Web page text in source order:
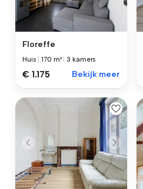
Floreffe
Huis |170 m² |3 kamers
€ 1.175 Bekijk meer